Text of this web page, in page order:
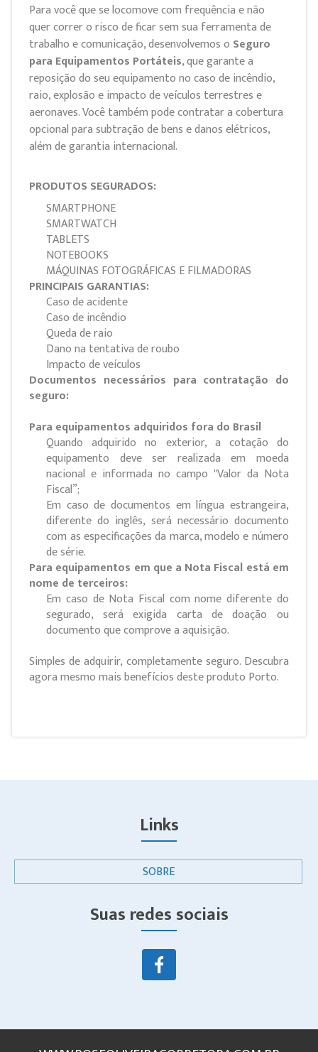
Para você que se locomove com frequência e não
quer correr o risco de ficar sem sua ferramenta de
trabalho e comunicação, desenvolvemos o Seguro
para Equipamentos Portáteis, que garante a
reposição do seu equipamento no caso de incêndio,
raio, explosão e impacto de veículos terrestres e
aeronaves. Você também pode contratar a cobertura
opcional para subtração de bens e danos elétricos,
além de garantia internacional.
PRODUTOS SEGURADOS:
SMARTPHONE
SMARTWATCH
TABLETS
NOTEBOOKS
MÁQUINAS FOTOGRÁFICAS E FILMADORAS
PRINCIPAIS GARANTIAS:
Caso de acidente
Caso de incêndio
Queda de raio
Dano na tentativa de roubo
Impacto de veículos
Documentos necessários para contratação do
seguro:
Para equipamentos adquiridos fora do Brasil
Quando adquirido no exterior, a cotação do
equipamento deve ser realizada em moeda
nacional e informada no campo "Valor da Nota
Fiscal”;
Em caso de documentos em língua estrangeira,
diferente do inglês, será necessário documento
com as especificações da marca, modelo e número
de série.
Para equipamentos em que a Nota Fiscal está em
nome de terceiros:
Em caso de Nota Fiscal com nome diferente do
segurado, será exigida carta de doação ou
documento que comprove a aquisição.
Simples de adquirir, completamente seguro. Descubra
agora mesmo mais benefícios deste produto Porto.
Links
SOBRE
Suas redes sociais